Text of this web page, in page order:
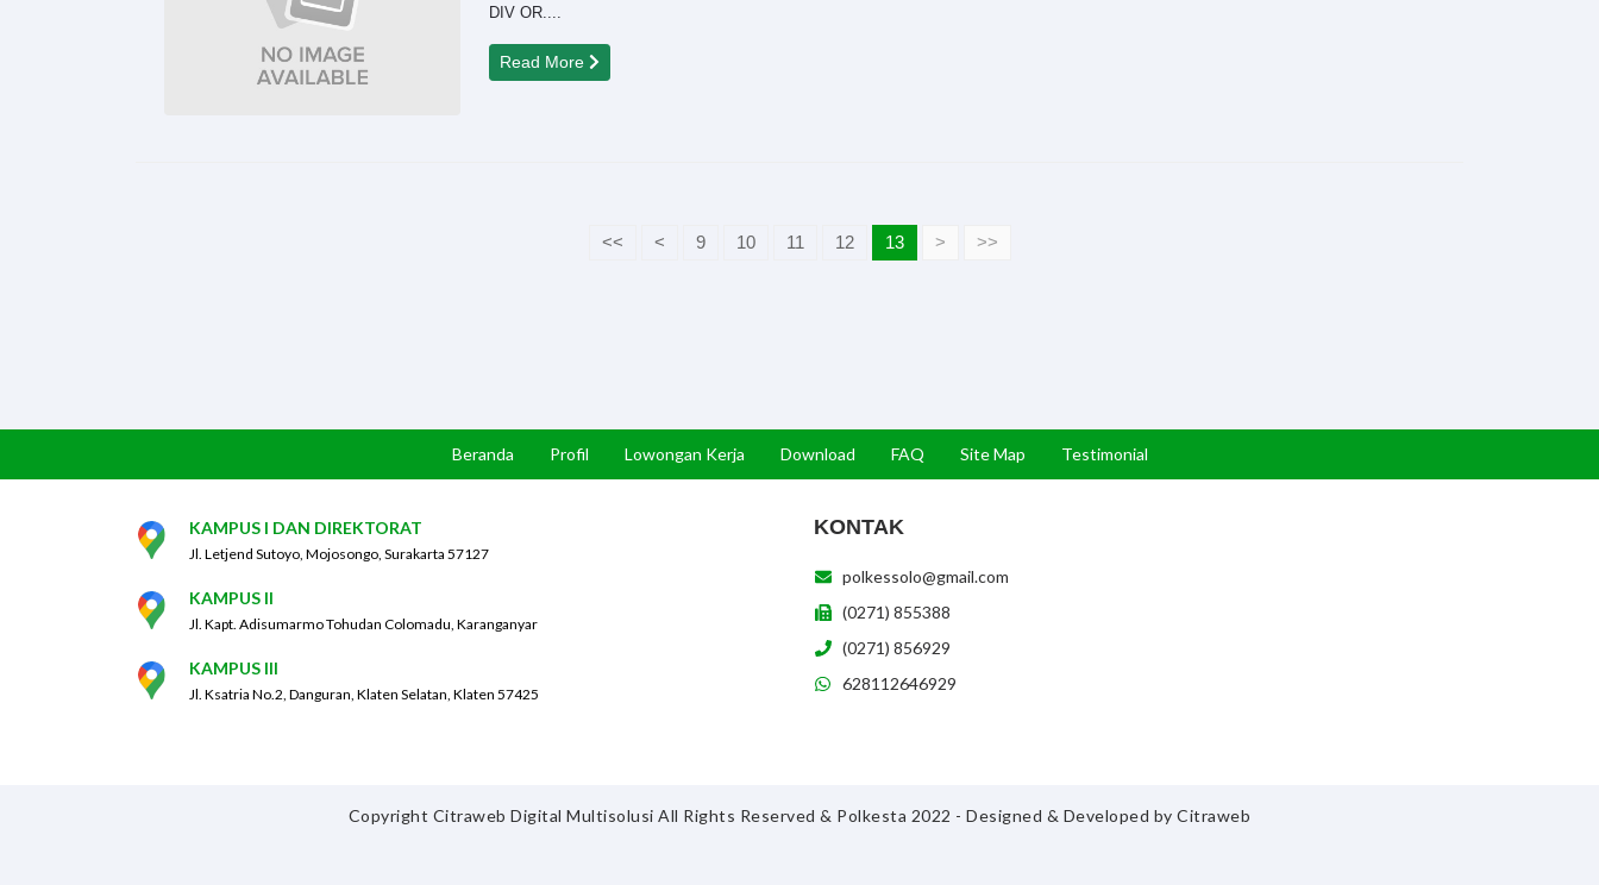
DIV OR....
Read More
<< < 9 10 11 12 13 > >>
Beranda Profil Lowongan Kerja Download FAQ Site Map Testimonial
KAMPUS I DAN DIREKTORAT
Jl. Letjend Sutoyo, Mojosongo, Surakarta 57127
KAMPUS II
Jl. Kapt. Adisumarmo Tohudan Colomadu, Karanganyar
KAMPUS III
Jl. Ksatria No.2, Danguran, Klaten Selatan, Klaten 57425
KONTAK
polkessolo@gmail.com
(0271) 855388
(0271) 856929
628112646929
Copyright Citraweb Digital Multisolusi All Rights Reserved & Polkesta 2022 - Designed & Developed byCitraweb